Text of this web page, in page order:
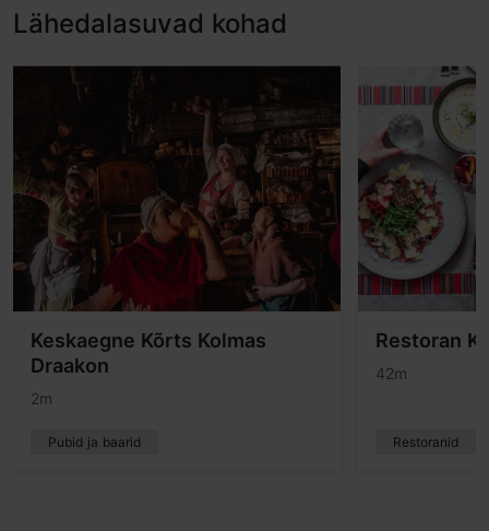
Lähedalasuvad kohad
Keskaegne Kõrts Kolmas
Draakon
2m
Pubid ja baarid
Restoran
42m
Restoranid